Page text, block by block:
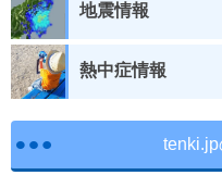
地震情報
熱中症情報
tenki.jp